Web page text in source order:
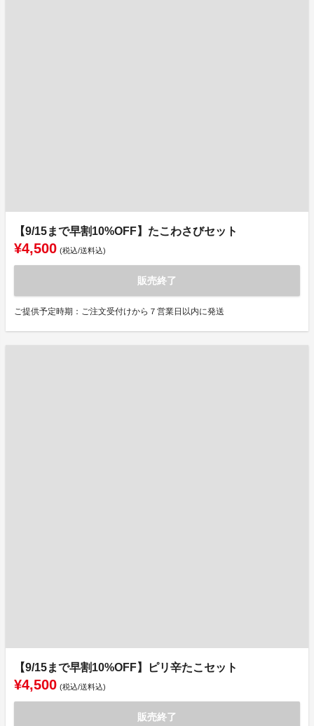
【9/15まで早割10%OFF】たこわさびセット
¥4,500 (税込/送料込)
販売終了
ご提供予定時期：ご注文受付けから７営業日以内に発送
【9/15まで早割10%OFF】ピリ辛たこセット
¥4,500 (税込/送料込)
販売終了